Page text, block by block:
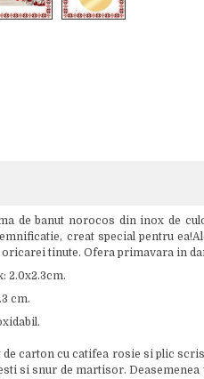
de banut norocos din inox de
creat special pentru
tinute. Ofera primavara in
2.0x2.3cm.
cm.
carton cu catifea rosie si plic
si snur de martisor.